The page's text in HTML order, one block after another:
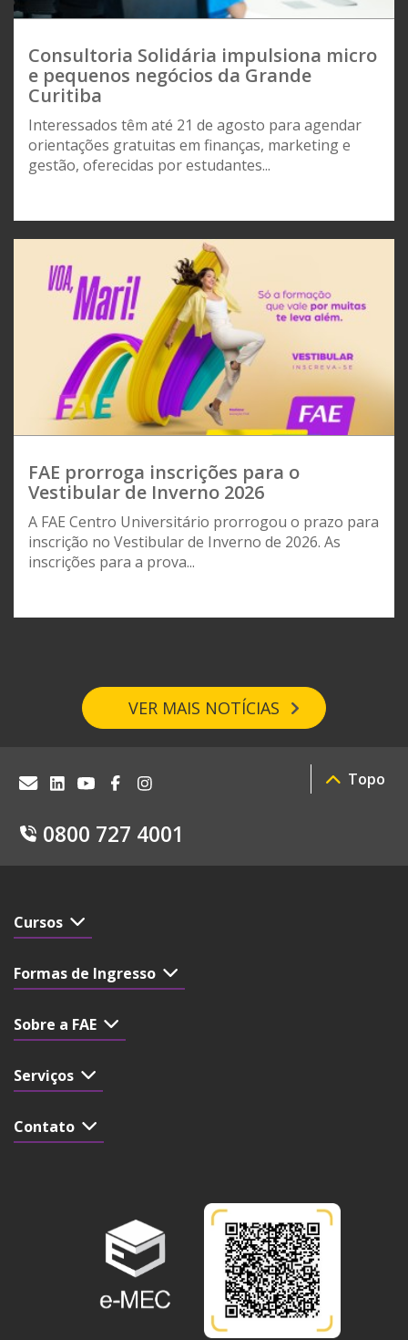
Consultoria Solidária impulsiona micro
e pequenos negócios da Grande
Curitiba
Interessados têm até 21 de agosto para agendar
orientações gratuitas em finanças, marketing e
gestão, oferecidas por estudantes...
FAE prorroga inscrições para o
Vestibular de Inverno 2026
A FAE Centro Universitário prorrogou o prazo para
inscrição no Vestibular de Inverno de 2026. As
inscrições para a prova...
VER MAIS NOTÍCIAS
0800 727 4001
Topo
Cursos
Formas de Ingresso
Sobre a FAE
Serviços
Contato